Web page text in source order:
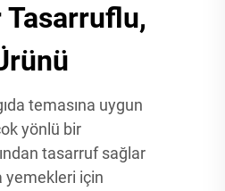
Tasarruflu,
temasına uygun
yönlü bir
tasarruf sağlar
yemekleri için